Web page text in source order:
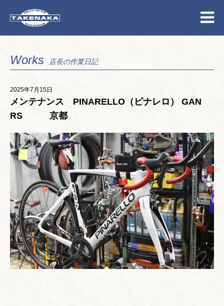
Works 店長の作業日記
2025年7月15日
メンテナンス PINARELLO（ピナレロ） GAN
RS 京都